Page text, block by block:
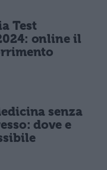
Test
online il
senza
dove e